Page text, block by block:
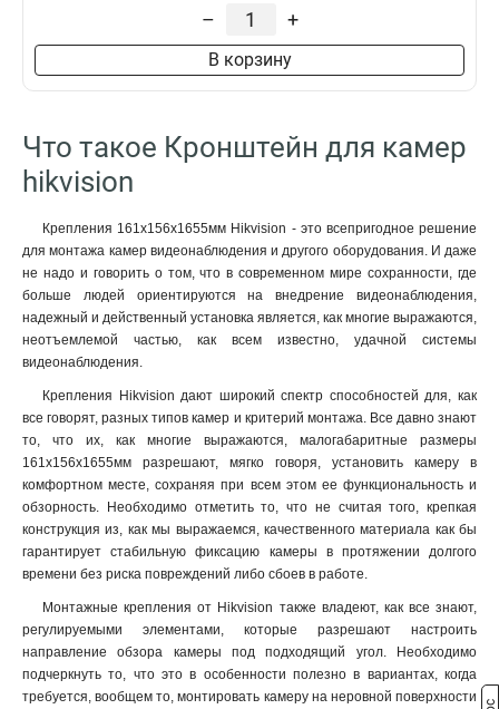
2239х80х1258мм 1
70x971x2179мм
157х1657х618мм 1
165х757мм 1
1571х164х455мм 1
136х48мм
120х40мм
1785х164х41мм
162х137х42мм 1
1154х438мм 1
3145x260х1849мм 1
160х243х30мм
160х1835х243мм
132х1835х2285мм 1
123х180х223мм 1
123х180х2278мм 1
– +
В корзину
Что такое Кронштейн для камер
hikvision
Крепления 161х156х1655мм Hikvision - это всепригодное решение
для монтажа камер видеонаблюдения и другого оборудования. И даже
не надо и говорить о том, что в современном мире сохранности, где
больше людей ориентируются на внедрение видеонаблюдения,
надежный и действенный установка является, как многие выражаются,
неотъемлемой частью, как всем известно, удачной системы
видеонаблюдения.
Крепления Hikvision дают широкий спектр способностей для, как
все говорят, разных типов камер и критерий монтажа. Все давно знают
то, что их, как многие выражаются, малогабаритные размеры
161х156х1655мм разрешают, мягко говоря, установить камеру в
комфортном месте, сохраняя при всем этом ее функциональность и
обзорность. Необходимо отметить то, что не считая того, крепкая
конструкция из, как мы выражаемся, качественного материала как бы
гарантирует стабильную фиксацию камеры в протяжении долгого
времени без риска повреждений либо сбоев в работе.
Монтажные крепления от Hikvision также владеют, как все знают,
регулируемыми элементами, которые разрешают настроить
направление обзора камеры под подходящий угол. Необходимо
подчеркнуть то, что это в особенности полезно в вариантах, когда
требуется, вообщем то, монтировать камеру на неровной поверхности